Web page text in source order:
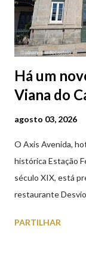
Há um
Viana do
agosto 03, 2026
O Axis Avenida,
histórica Estação
século XIX, está
restaurante
peças históricas
PARTILHAR